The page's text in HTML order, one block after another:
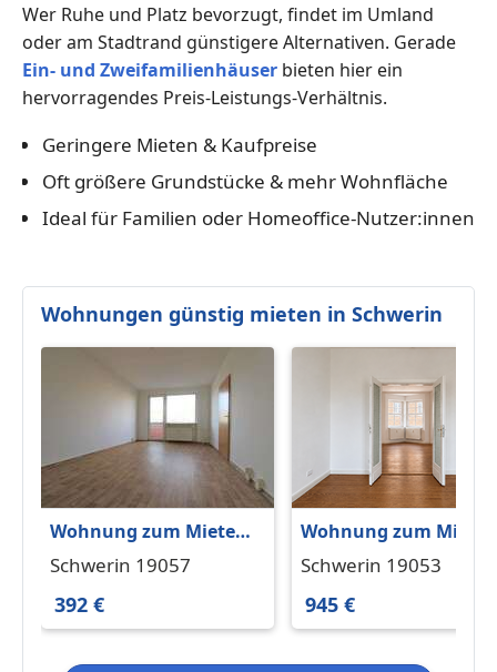
Wer Ruhe und Platz bevorzugt, findet im Umland
oder am Stadtrand günstigere Alternativen. Gerade
Ein- und Zweifamilienhäuser bieten hier ein
hervorragendes Preis-Leistungs-Verhältnis.
Geringere Mieten & Kaufpreise
Oft größere Grundstücke & mehr Wohnfläche
Ideal für Familien oder Homeoffice-Nutzer:innen
Wohnungen günstig mieten in Schwerin
Wohnung zum Mieten
in Schwerin 392 € 56.42
Schwerin 19057
392 €
Wohnung zum Mieten
in Schwerin 945 € 80
Schwerin 19053
945 €